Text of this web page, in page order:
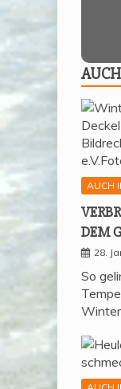
AUCH
DEM
28.
So